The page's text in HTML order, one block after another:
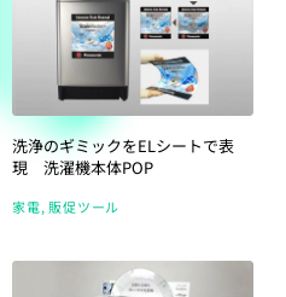
洗浄のギミックをELシートで表
現 洗濯機本体POP
家電 販促ツール